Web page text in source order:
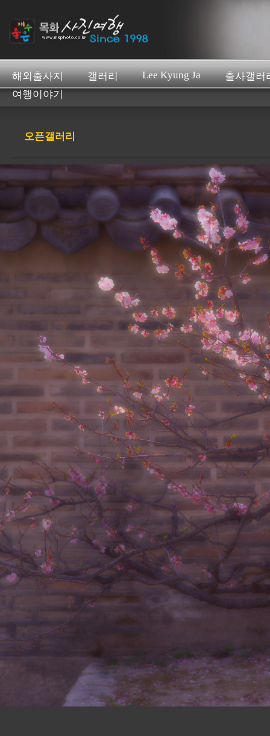
해외출사지 갤러리 Lee Kyung Ja
출사갤러
여행이야기
오픈갤러리